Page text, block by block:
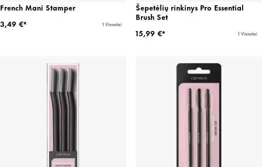
French Mani Stamper
3,49 €*
1 Vienetai
Šepetėlių rinkinys Pro Essential
Brush Set
15,99 €*
1 Vienetai